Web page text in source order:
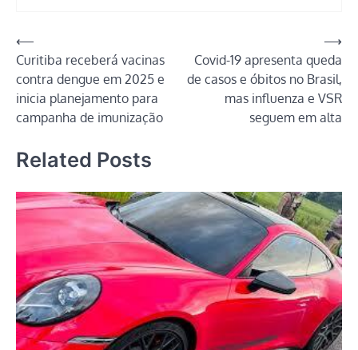
Navegação
de
Post
⟵
Curitiba receberá vacinas
contra dengue em 2025 e
inicia planejamento para
campanha de imunização
Covid-19 apresenta queda
de casos e óbitos no Brasil,
mas influenza e VSR
seguem em alta
⟶
Related Posts